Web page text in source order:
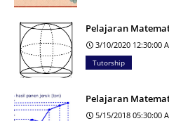
Pelajaran
3/10/2020 12:30:00
Tutorship
Pelajaran
5/15/2018 05:30:00